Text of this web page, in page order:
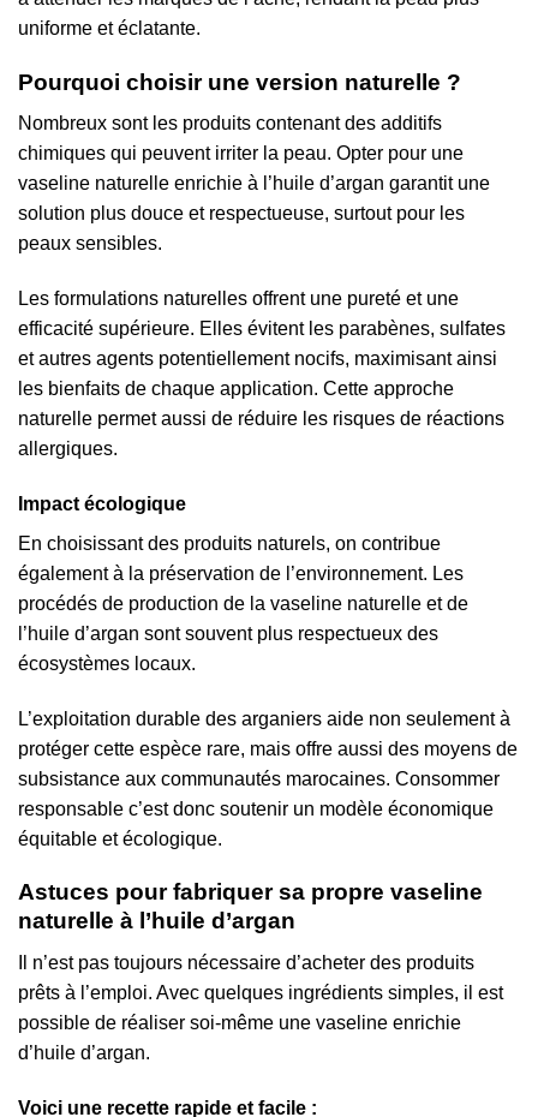
uniforme et éclatante.
Pourquoi choisir une version naturelle ?
Nombreux sont les produits contenant des additifs
chimiques qui peuvent irriter la peau. Opter pour une
vaseline naturelle enrichie à l’huile d’argan garantit une
solution plus douce et respectueuse, surtout pour les
peaux sensibles.
Les formulations naturelles offrent une pureté et une
efficacité supérieure. Elles évitent les parabènes, sulfates
et autres agents potentiellement nocifs, maximisant ainsi
les bienfaits de chaque application. Cette approche
naturelle permet aussi de réduire les risques de réactions
allergiques.
Impact écologique
En choisissant des produits naturels, on contribue
également à la préservation de l’environnement. Les
procédés de production de la vaseline naturelle et de
l’huile d’argan sont souvent plus respectueux des
écosystèmes locaux.
L’exploitation durable des arganiers aide non seulement à
protéger cette espèce rare, mais offre aussi des moyens de
subsistance aux communautés marocaines. Consommer
responsable c’est donc soutenir un modèle économique
équitable et écologique.
Astuces pour fabriquer sa propre vaseline
naturelle à l’huile d’argan
Il n’est pas toujours nécessaire d’acheter des produits
prêts à l’emploi. Avec quelques ingrédients simples, il est
possible de réaliser soi-même une vaseline enrichie
d’huile d’argan.
Voici une recette rapide et facile :